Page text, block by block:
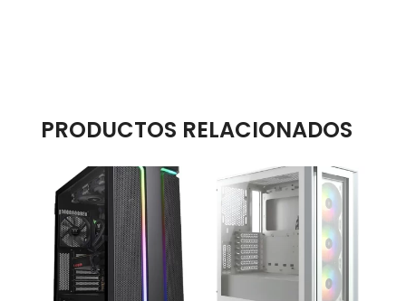
PRODUCTOS RELACIONADOS